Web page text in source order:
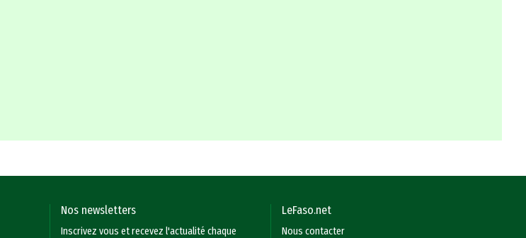
Nos newsletters
Inscrivez vous et recevez l'actualité chaque
LeFaso.net
Nous contacter